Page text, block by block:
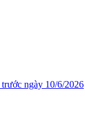
ngày 10/6/2026